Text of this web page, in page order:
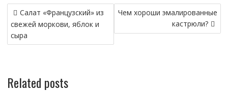
Навигация
по
записям
Салат «Французский» из
свежей моркови, яблок и
сыра
Чем хороши эмалированные
кастрюли?
Related posts